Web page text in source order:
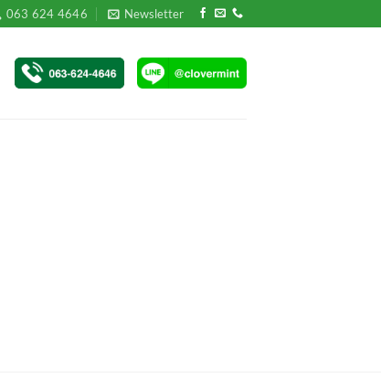
063 624 4646 Newsletter